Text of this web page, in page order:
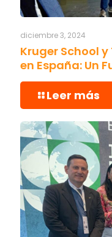
diciembre 3, 2024
Kruger School
en España: Un
Leer más